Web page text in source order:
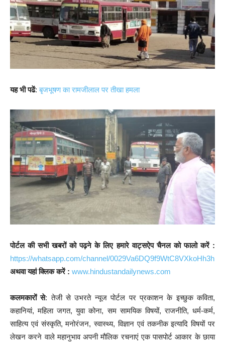
यह भी पढें:बृजभूषण का रामजीलाल पर तीखा हमला
पोर्टल की सभी खबरों को पढ़ने के लिए हमारे वाट्सऐप चैनल को फालो करें :
https://whatsapp.com/channel/0029Va6DQ9f9WtC8VXkoHh3h
अथवा यहां क्लिक करें : www.hindustandailynews.com
कलमकारों से: तेजी से उभरते न्यूज पोर्टल पर प्रकाशन के इच्छुक कविता,
कहानियां, महिला जगत, युवा कोना, सम सामयिक विषयों, राजनीति, धर्म-कर्म,
साहित्य एवं संस्कृति, मनोरंजन, स्वास्थ्य, विज्ञान एवं तकनीक इत्यादि विषयों पर
लेखन करने वाले महानुभाव अपनी मौलिक रचनाएं एक पासपोर्ट आकार के छाया